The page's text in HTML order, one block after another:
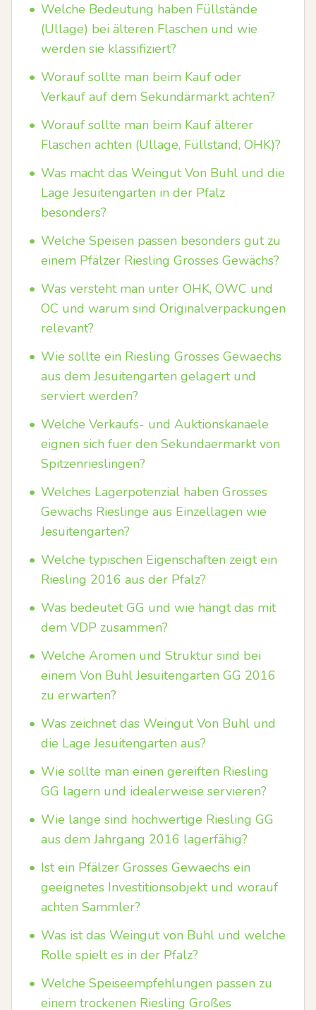
• Welche Bedeutung haben Füllstände
(Ullage) bei älteren Flaschen und wie
werden sie klassifiziert?
• Worauf sollte man beim Kauf oder
Verkauf auf dem Sekundärmarkt achten?
• Worauf sollte man beim Kauf älterer
Flaschen achten (Ullage, Füllstand, OHK)?
• Was macht das Weingut Von Buhl und die
Lage Jesuitengarten in der Pfalz
besonders?
• Welche Speisen passen besonders gut zu
einem Pfälzer Riesling Grosses Gewächs?
• Was versteht man unter OHK, OWC und
OC und warum sind Originalverpackungen
relevant?
• Wie sollte ein Riesling Grosses Gewaechs
aus dem Jesuitengarten gelagert und
serviert werden?
• Welche Verkaufs- und Auktionskanaele
eignen sich fuer den Sekundaermarkt von
Spitzenrieslingen?
• Welches Lagerpotenzial haben Grosses
Gewächs Rieslinge aus Einzellagen wie
Jesuitengarten?
• Welche typischen Eigenschaften zeigt ein
Riesling 2016 aus der Pfalz?
• Was bedeutet GG und wie hängt das mit
dem VDP zusammen?
• Welche Aromen und Struktur sind bei
einem Von Buhl Jesuitengarten GG 2016
zu erwarten?
• Was zeichnet das Weingut Von Buhl und
die Lage Jesuitengarten aus?
• Wie sollte man einen gereiften Riesling
GG lagern und idealerweise servieren?
• Wie lange sind hochwertige Riesling GG
aus dem Jahrgang 2016 lagerfähig?
• Ist ein Pfälzer Grosses Gewaechs ein
geeignetes Investitionsobjekt und worauf
achten Sammler?
• Was ist das Weingut von Buhl und welche
Rolle spielt es in der Pfalz?
• Welche Speiseempfehlungen passen zu
einem trockenen Riesling Großes